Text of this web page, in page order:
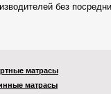
без
матрасы
матрасы